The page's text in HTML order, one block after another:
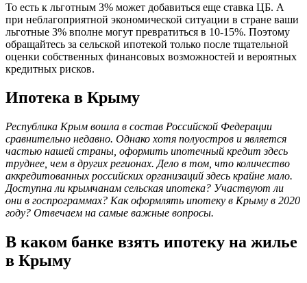
То есть к льготным 3% может добавиться еще ставка ЦБ. А
при неблагоприятной экономической ситуации в стране ваши
льготные 3% вполне могут превратиться в 10-15%. Поэтому
обращайтесь за сельской ипотекой только после тщательной
оценки собственных финансовых возможностей и вероятных
кредитных рисков.
Ипотека в Крыму
Республика Крым вошла в состав Российской Федерации
сравнительно недавно. Однако хотя полуостров и является
частью нашей страны, оформить ипотечный кредит здесь
труднее, чем в других регионах. Дело в том, что количество
аккредитованных российских организаций здесь крайне мало.
Доступна ли крымчанам сельская ипотека? Участвуют ли
они в госпрограммах? Как оформлять ипотеку в Крыму в 2020
году? Отвечаем на самые важные вопросы.
В каком банке взять ипотеку на жилье
в Крыму